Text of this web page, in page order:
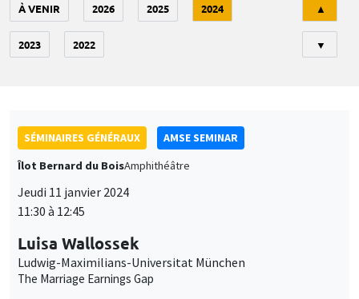
À VENIR 2026 2025 2024
2023 2022
▲
▼
SÉMINAIRES GÉNÉRAUX
AMSE SEMINAR
Îlot Bernard du BoisAmphithéâtre
Jeudi 11 janvier 2024
11:30 à 12:45
Luisa Wallossek
Ludwig-Maximilians-Universitat München
The Marriage Earnings Gap